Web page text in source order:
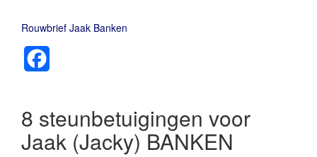
Rouwbrief Jaak Banken
8 steunbetuigingen voor
Jaak (Jacky) BANKEN